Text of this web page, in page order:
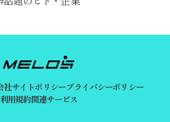
社サイトポリシープライバシーポリシー
利用規約関連サービス